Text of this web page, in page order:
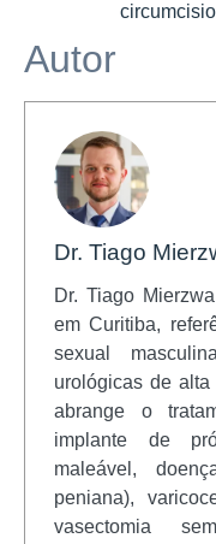
Autor
Dr. Tiago
Dr. Tiago
em Curitiba,
sexual
urológicas de
abrange o
implante de
maleável,
peniana),
vasectomia